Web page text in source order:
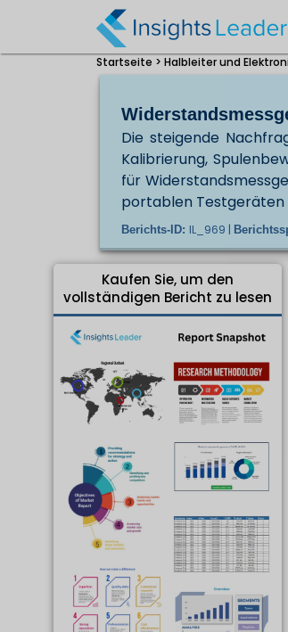
Startseite > Halbleiter und
Die steigende
Kalibrierung,
für
portablen Testgeräten
Berichts-ID: IL_969 |
Kaufen Sie, um den
vollständigen Bericht zu lesen